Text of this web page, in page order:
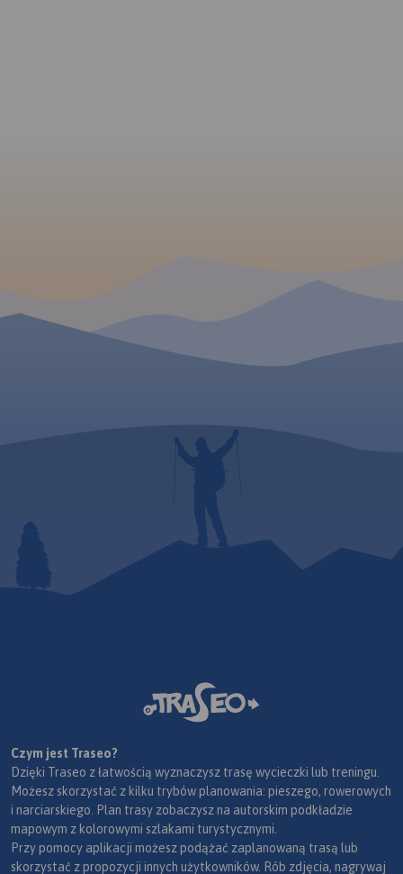
Czym jest Traseo?
Dzięki Traseo z łatwością wyznaczysz trasę wycieczki lub treningu.
Możesz skorzystać z kilku trybów planowania: pieszego, rowerowych
i narciarskiego. Plan trasy zobaczysz na autorskim podkładzie
mapowym z kolorowymi szlakami turystycznymi.
Przy pomocy aplikacji możesz podążać zaplanowaną trasą lub
skorzystać z propozycji innych użytkowników. Rób zdjęcia, nagrywaj